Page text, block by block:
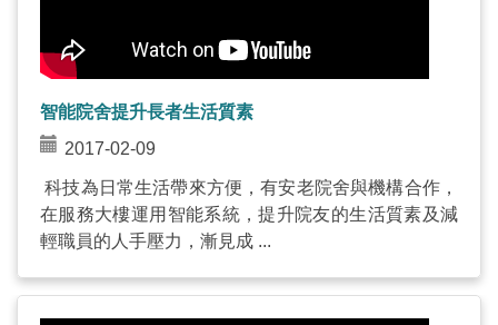
智能院舍提升長者生活質素
2017-02-09
科技為日常生活帶來方便，有安老院舍與機構合作，
在服務大樓運用智能系統，提升院友的生活質素及減
輕職員的人手壓力，漸見成 ...